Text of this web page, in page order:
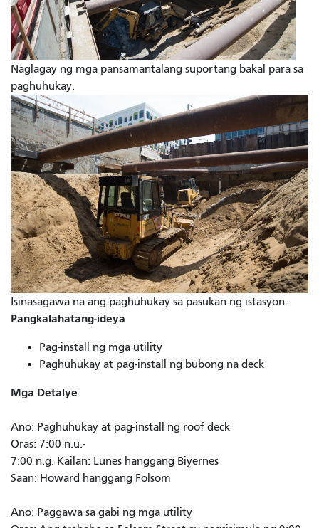
Naglagay ng mga pansamantalang suportang bakal para sa
paghuhukay.
Isinasagawa na ang paghuhukay sa pasukan ng istasyon.
Pangkalahatang-ideya
Pag-install ng mga utility
Paghuhukay at pag-install ng bubong na deck
Mga Detalye
Ano: Paghuhukay at pag-install ng roof deck
Oras: 7:00 n.u.-
7:00 n.g. Kailan: Lunes hanggang Biyernes
Saan: Howard hanggang Folsom
Ano: Paggawa sa gabi ng mga utility